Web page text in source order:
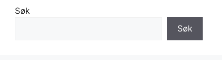
Søk
Søk